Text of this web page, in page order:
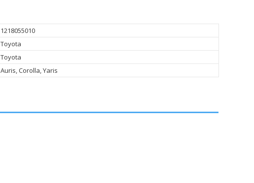
1218055010
Toyota
Toyota
Auris, Corolla, Yaris